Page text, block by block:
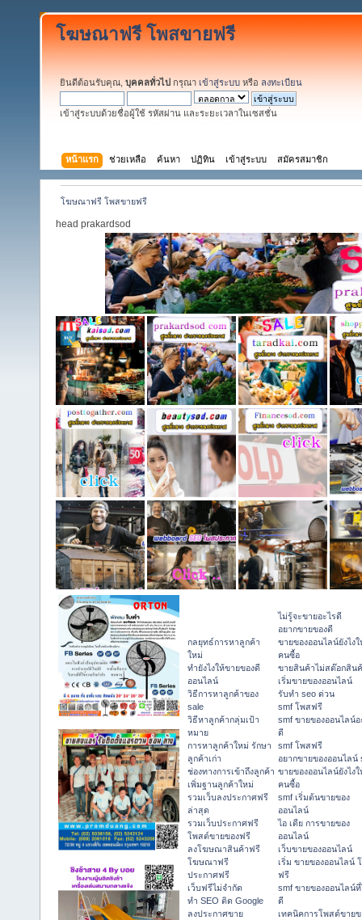
โฆษณาฟรี โพสขายฟรี
ยินดีต้อนรับคุณ, บุคคลทั่วไป กรุณา เข้าสู่ระบบ หรือ ลงทะเบียน
เข้าสู่ระบบด้วยชื่อผู้ใช้ รหัสผ่าน และระยะเวลาในเซสชั่น
หน้าแรก ช่วยเหลือ ค้นหา ปฏิทิน เข้าสู่ระบบ สมัครสมาชิก
โฆษณาฟรี โพสขายฟรี
head prakardsod
กลยุทธ์การหาลูกค้า
ใหม่
ทํายังไงให้ขายของดี
ออนไลน์
วิธีการหาลูกค้าของ
sale
วิธีหาลูกค้ากลุ่มเป้า
หมาย
การหาลูกค้าใหม่ รักษา
ลูกค้าเก่า
ช่องทางการเข้าถึงลูกค้า
เพิ่มฐานลูกค้าใหม่
รวมเว็บลงประกาศฟรี
ล่าสุด
รวมเว็บประกาศฟรี
โพสต์ขายของฟรี
ลงโฆษณาสินค้าฟรี
โฆษณาฟรี
ประกาศฟรี
เว็บฟรีไม่จำกัด
ทำ SEO ติด Google
ลงประกาศขาย
ไม่รู้จะขายอะไรดี
อยากขายของดี
ขายของออนไลน์ยังไง
คนซื้อ
ขายสินค้าไม่สต๊อกสิน
เริ่มขายของออนไลน์
รับทำ seo ด่วน
smf โพสฟรี
smf ขายของออนไลน์อ
ดี
smf โพสฟรี
อยากขายของออนไลน์
ขายของออนไลน์ยังไง
คนซื้อ
smf เริ่มต้นขายของ
ออนไลน์
ไอ เดีย การขายของ
ออนไลน์
เว็บขายของออนไลน์
เริ่ม ขายของออนไลน์
ฟรี
smf ขายของออนไลน์
ดี
เทคนิคการโพสต์ขายข